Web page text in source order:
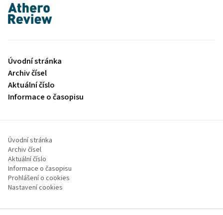
proLékaře.cz
Úvodní stránka
Archiv čísel
Aktuální číslo
Informace o časopisu
Úvodní stránka
Archiv čísel
Aktuální číslo
Informace o časopisu
Prohlášení o cookies
Nastavení cookies